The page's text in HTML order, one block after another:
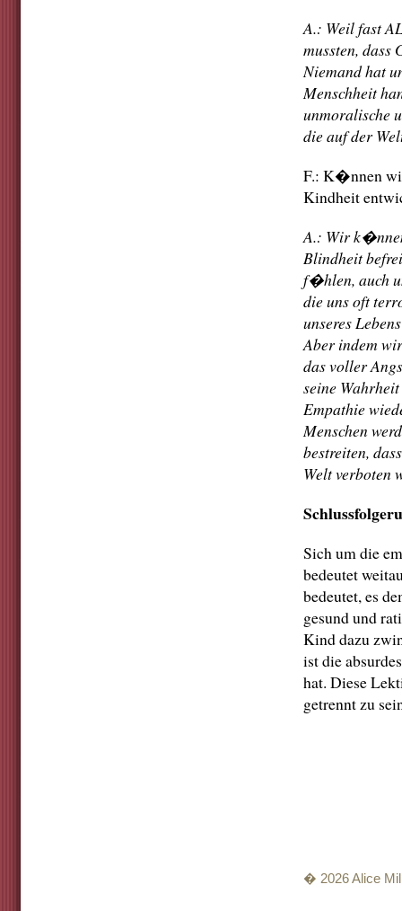
A.: Weil fast
mussten,
Niemand hat
Menschheit
unmoralische
die auf der
F.: K�nnen
Kindheit
A.: Wir
Blindheit
f�hlen, auch
die uns oft
unseres
Aber indem
das voller
seine
Empathie
Menschen
bestreiten,
Welt verboten
Sich um die
bedeutet
bedeutet, es
gesund und
Kind dazu
ist die
hat. Diese
getrennt zu
� 2026 Alice